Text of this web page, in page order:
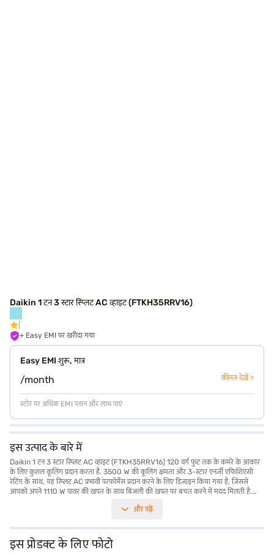
Daikin 1 टन 3 स्टार स्प्लिट AC व्हाइट (FTKH35RRV16)
+ Easy EMI पर खरीदा गया
Easy EMI शुरू, मात्र
/month कीमत देखें >
स्टोर पर अधिक EMI प्लान और लाभ पाएं
इस उत्पाद के बारे में
Daikin 1 टन 3 स्टार स्प्लिट AC व्हाइट (FTKH35RRV16) 120 वर्ग फुट तक के कमरे के आकार
के लिए कुशल कूलिंग प्रदान करता है. 3500 W की कूलिंग क्षमता और 3-स्टार एनर्जी एफिशिएंसी
रेटिंग के साथ, यह स्प्लिट AC प्रभावी परफॉर्मेंस प्रदान करने के लिए डिज़ाइन किया गया है, जिससे
आपको अपने 1110 W पावर की खपत के साथ बिजली की खपत पर बचत करने में मदद मिलती है.
वातावरण बनाए रखने के लिए उपयुक्त बनाती है. 765 x 285 x 550 mm का डाइमेंशन यह सुनिश्चित
वारंटी और कंप्रेसर पर 5 वर्ष की वारंटी के साथ आता है, जो मन की शांति प्रदान करता है. विश्वसनीय
और कुशल कूलिंग समाधान चाहने वाले लोगों के लिए आदर्श, Daikin 1 टन 3 स्टार स्प्लिट AC
परफॉर्मेंस और टिकाऊपन का संतुलन प्रदान करता है, जिससे यह आपकी कूलिंग आवश्यकताओं के लिए
और पढ़ें
इस प्रोडक्ट के लिए फोटो